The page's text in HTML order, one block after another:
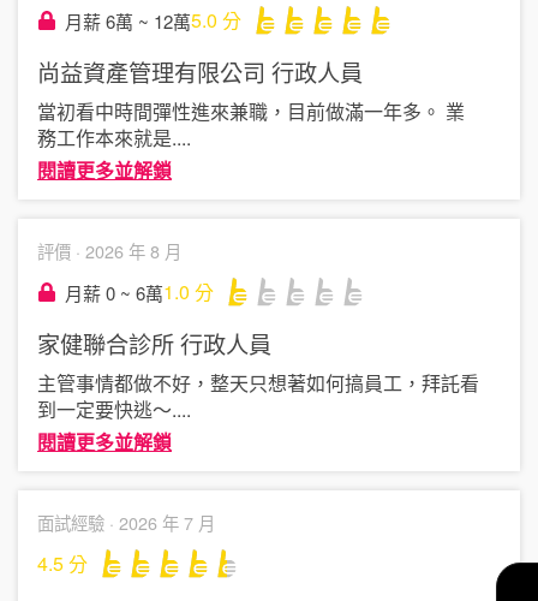
月薪 6萬 ~ 12萬5.0 分
尚益資產管理有限公司 行政人員
當初看中時間彈性進來兼職，目前做滿一年多。 業
務工作本來就是....
閱讀更多並解鎖
評價 · 2026 年 8 月
月薪 0 ~ 6萬1.0 分
家健聯合診所行政人員
主管事情都做不好，整天只想著如何搞員工，拜託看
到一定要快逃～....
閱讀更多並解鎖
面試經驗 · 2026 年 7 月
4.5分